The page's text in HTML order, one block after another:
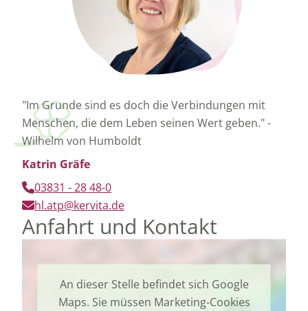
"Im Grunde sind es doch die Verbindungen mit
Menschen, die dem Leben seinen Wert geben." -
Wilhelm von Humboldt
Katrin Gräfe
03831 - 28 48-0
hl.atp@kervita.de
Anfahrt und Kontakt
An dieser Stelle befindet sich Google
Maps. Sie müssen Marketing-Cookies